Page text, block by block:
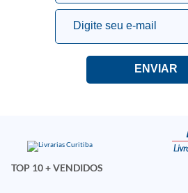
TOP 10 + VENDIDOS